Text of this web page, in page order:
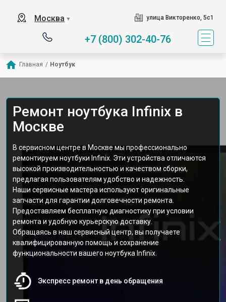
Москва ▼ улица Викторенко, 5с1
+7 (800) 302-40-76
Главная / Ноутбук
Ремонт ноутбука Infinix в
Москве
В сервисном центре в Москве мы профессионально
ремонтируем ноутбуки Infinix. Эти устройства отличаются
высокой производительностью и качеством сборки,
предлагая пользователям удобство и надежность.
Наши сервисные мастера используют оригинальные
запчасти для гарантии долговечности ремонта.
Предоставляем бесплатную диагностику при условии
ремонта и удобную курьерскую доставку.
Обращаясь в наш сервисный центр, вы получаете
квалифицированную помощь и сохранение
функциональности вашего ноутбука Infinix.
Экспресс ремонт в день обращения